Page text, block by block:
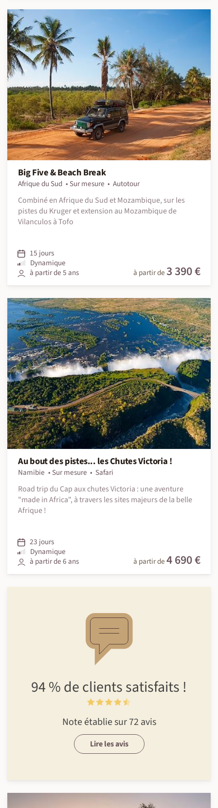
Big Five & Beach Break
Afrique du Sud Sur mesure
Autotour
Combiné en Afrique du Sud et Mozambique, sur les
pistes du Kruger et extension au Mozambique de
Vilanculos à Tofo
15 jours
Dynamique
à partir de 5 ans
à partir de 3 390 €
Au bout des pistes... les Chutes Victoria !
Namibie Sur mesure
Safari
Road trip du Cap aux chutes Victoria : une aventure
"made in Africa", à travers les sites majeurs de la belle
Afrique !
23 jours
Dynamique
à partir de 6 ans
à partir de4 690 €
94 %de clientssatisfaits !
Note établie sur 72 avis
Lire les avis